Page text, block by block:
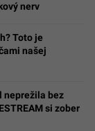
nerv
Toto je
našej
neprežila bez
si zober